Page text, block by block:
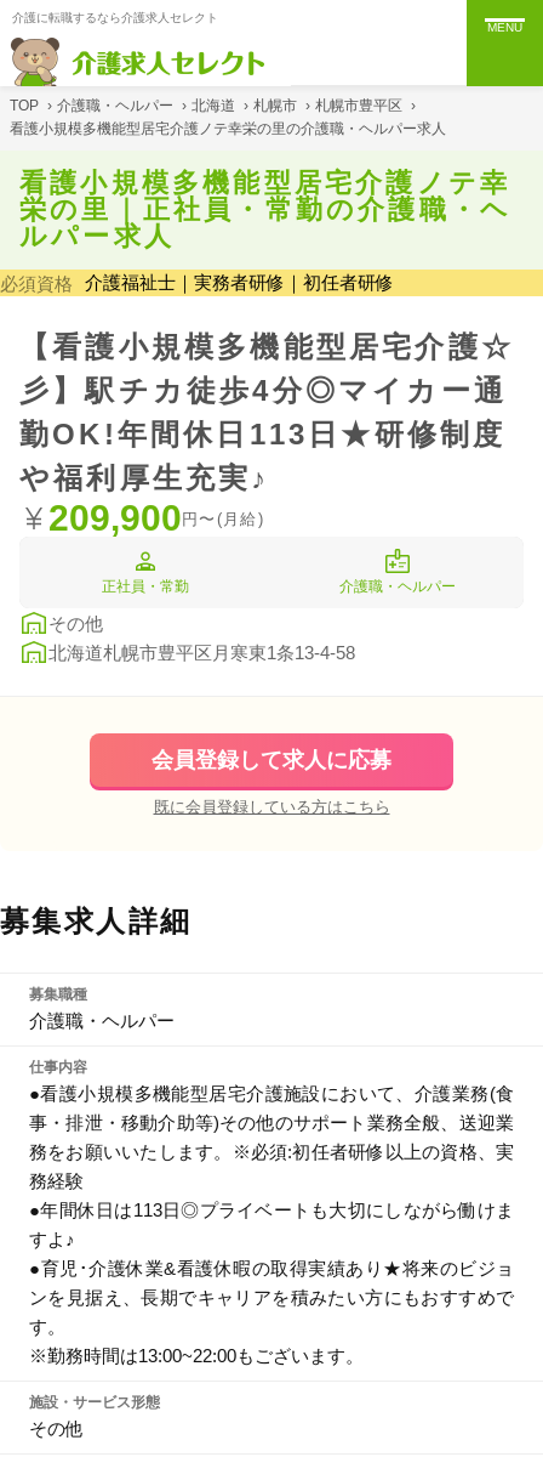
介護に転職するなら介護求人セレクト
MENU
TOP › 介護職・ヘルパー › 北海道 › 札幌市 › 札幌市豊平区 ›
看護小規模多機能型居宅介護ノテ幸栄の里の介護職・ヘルパー求人
看護小規模多機能型居宅介護ノテ幸
栄の里｜正社員・常勤の介護職・ヘ
ルパー求人
必須資格 介護福祉士｜実務者研修｜初任者研修
【看護小規模多機能型居宅介護☆
彡】駅チカ徒歩4分◎マイカー通
勤OK!年間休日113日★研修制度
や福利厚生充実♪
209,900円〜(月給)
正社員・常勤 介護職・ヘルパー
その他
北海道札幌市豊平区月寒東1条13-4-58
会員登録して求人に応募
既に会員登録している方はこちら
募集求人詳細
募集職種
介護職・ヘルパー
仕事内容
●看護小規模多機能型居宅介護施設において、介護業務(食
事・排泄・移動介助等)その他のサポート業務全般、送迎業
務をお願いいたします。※必須:初任者研修以上の資格、実
務経験
●年間休日は113日◎プライベートも大切にしながら働けま
すよ♪
●育児･介護休業&看護休暇の取得実績あり★将来のビジョ
ンを見据え、長期でキャリアを積みたい方にもおすすめで
す。
※勤務時間は13:00~22:00もございます。
施設・サービス形態
その他